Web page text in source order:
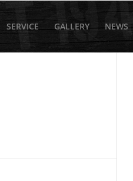
SERVICE GALLERY NEWS